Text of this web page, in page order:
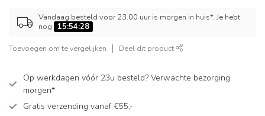
Vandaag besteld voor 23.00 uur is morgen in huis*. Je hebt
nog
15:54:27
Toevoegen om te vergelijken Deel dit product
Op werkdagen vóór 23u besteld? Verwachte bezorging
morgen*
Gratis verzending vanaf €55,-